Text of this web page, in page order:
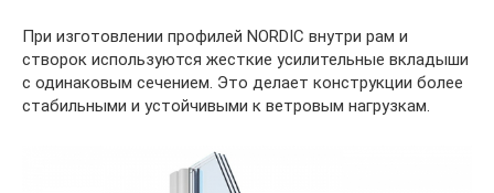
При изготовлении профилей NORDIC внутри рам и
створок используются жесткие усилительные вкладыши
с одинаковым сечением. Это делает конструкции более
стабильными и устойчивыми к ветровым нагрузкам.